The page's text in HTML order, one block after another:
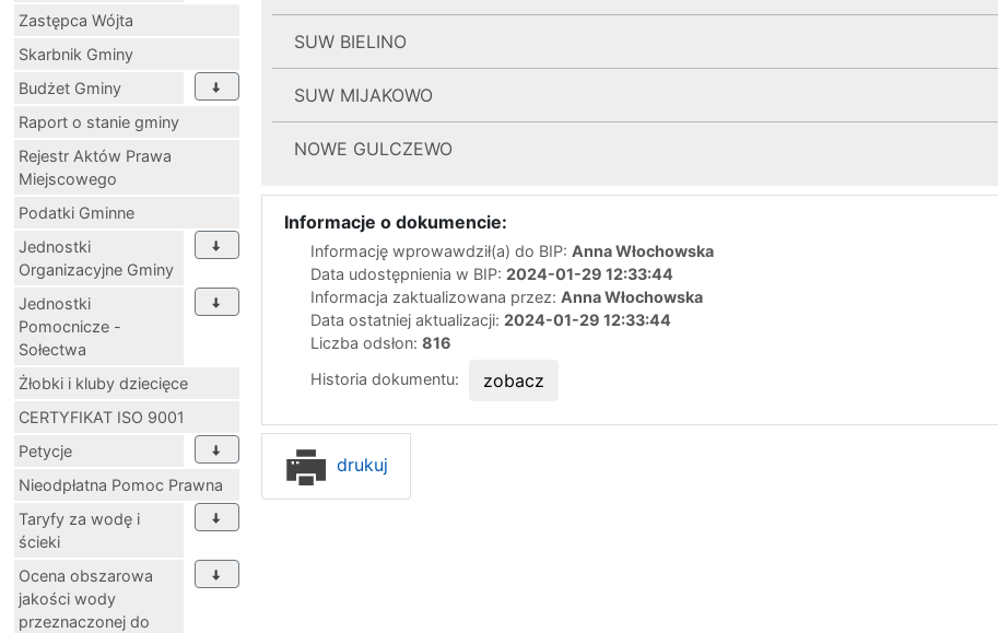
Zastępca Wójta
Skarbnik Gminy
Budżet Gminy
Raport o stanie gminy
Rejestr Aktów Prawa
Miejscowego
Podatki Gminne
Jednostki
Organizacyjne Gminy
Jednostki
Pomocnicze -
Sołectwa
Żłobki i kluby dziecięce
CERTYFIKAT ISO 9001
Petycje
Nieodpłatna Pomoc Prawna
Taryfy za wodę i
ścieki
Ocena obszarowa
jakości wody
przeznaczonej do
SUW BIELINO
SUW MIJAKOWO
NOWE GULCZEWO
Informacje o dokumencie:
Informację wprowawdził(a) do BIP: Anna Włochowska
Data udostępnienia w BIP: 2024-01-29 12:33:44
Informacja zaktualizowana przez: Anna Włochowska
Data ostatniej aktualizacji: 2024-01-29 12:33:44
Liczba odsłon: 816
Historia dokumentu:
zobacz
drukuj